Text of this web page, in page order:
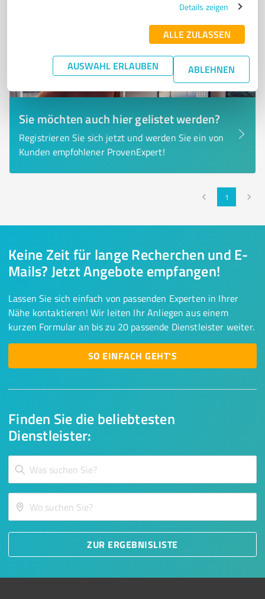
Details zeigen
ALLE ZULASSEN
AUSWAHL ERLAUBEN ABLEHNEN
Sie möchten auch hier gelistet werden?
Registrieren Sie sich jetzt und werden Sie ein von
Kunden empfohlener ProvenExpert!
1
Finden Sie die beliebtesten
Dienstleister:
ZUR ERGEBNISLISTE
Keine Zeit für lange Recherchen und E-
Mails? Jetzt Angebote empfangen!
Lassen Sie sich einfach von passenden Experten in Ihrer
Nähe kontaktieren! Wir leiten Ihr Anliegen aus einem
kurzen Formular an bis zu 20 passende Dienstleister weiter.
SO EINFACH GEHT'S